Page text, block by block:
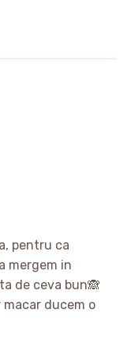
pentru ca
mergem in
de ceva bun🙈
macar ducem o